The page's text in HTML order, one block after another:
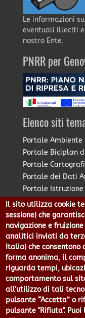
Le informazioni
eventuali illeciti
nostro Ente.
PNRR per
Elenco siti
Portale Ambiente
Portale Biciplan
Portale
Portale dei Dati
Portale
Portale
Portale Piano
Portale PUMS di
Portale Stazione
Pratico:
Città Metropolitana
Genova |
Centralino 010
Il sito utilizza cookie
sessione) che
navigazione e
analitici inviati da
Italia) che
forma anonima, il
riguarda tempi,
comportamento sul
all’utilizzo di tali
pulsante “Accetta” o
pulsante "Rifiuta".